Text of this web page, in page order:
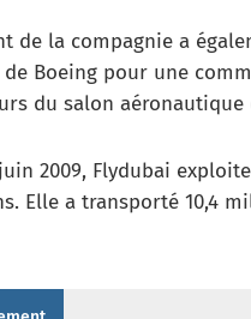
de la compagnie a
de Boeing pour une
du salon
2009, Flydubai
Elle a transporté 10,4